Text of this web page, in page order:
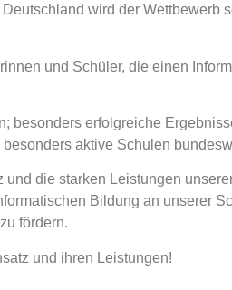
wird der Wettbewerb
und Schüler, die einen
besonders erfolgreiche
aktive Schulen
die starken Leistungen
Bildung an unserer
fördern.
und ihren Leistungen!